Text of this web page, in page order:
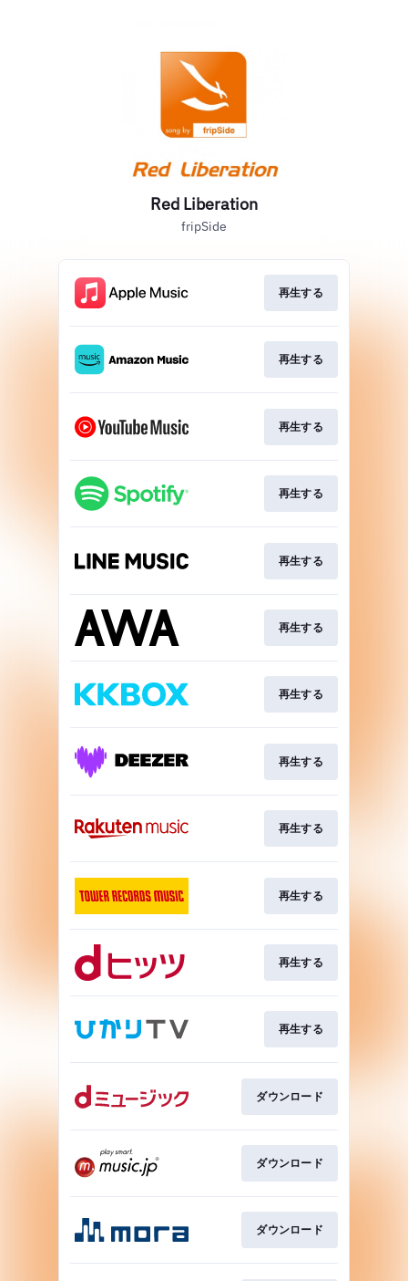
Red Liberation
fripSide
再生する
再生する
再生する
再生する
再生する
再生する
再生する
再生する
再生する
再生する
再生する
再生する
ダウンロード
ダウンロード
ダウンロード